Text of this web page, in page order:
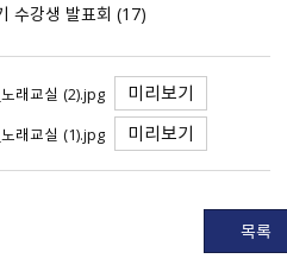
수강생 발표회 (17)
래교실 (2).jpg 미리보기
래교실 (1).jpg 미리보기
목록